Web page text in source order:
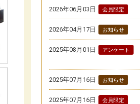
2026年06月03日 会員限定
2026年04月17日 お知らせ
2025年08月01日 アンケート
2025年07月16日 お知らせ
2025年07月16日 会員限定